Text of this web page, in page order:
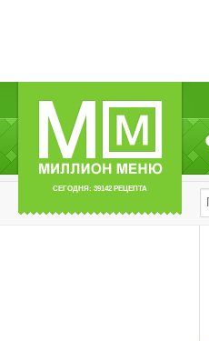
СЕГОДНЯ: 39142 РЕЦЕПТА